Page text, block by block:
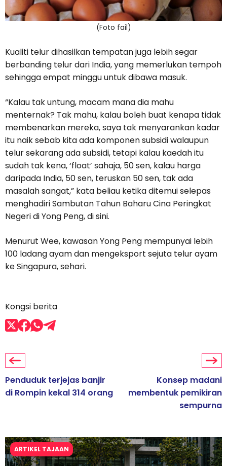
(Foto fail)
Kualiti telur dihasilkan tempatan juga lebih segar
berbanding telur dari India, yang memerlukan tempoh
sehingga empat minggu untuk dibawa masuk.
“Kalau tak untung, macam mana dia mahu
menternak? Tak mahu, kalau boleh buat kenapa tidak
membenarkan mereka, saya tak menyarankan kadar
itu naik sebab kita ada komponen subsidi walaupun
telur sekarang ada subsidi, tetapi kalau kaedah itu
sudah tak kena, ‘float’ sahaja, 50 sen, kalau harga
daripada India, 50 sen, teruskan 50 sen, tak ada
masalah sangat,” kata beliau ketika ditemui selepas
menghadiri Sambutan Tahun Baharu Cina Peringkat
Negeri di Yong Peng, di sini.
Menurut Wee, kawasan Yong Peng mempunyai lebih
100 ladang ayam dan mengeksport sejuta telur ayam
ke Singapura, sehari.
Kongsi berita
Penduduk terjejas banjir
di Rompin kekal 314 orang
Konsep madani
membentuk pemikiran
sempurna
ARTIKEL TAJAAN